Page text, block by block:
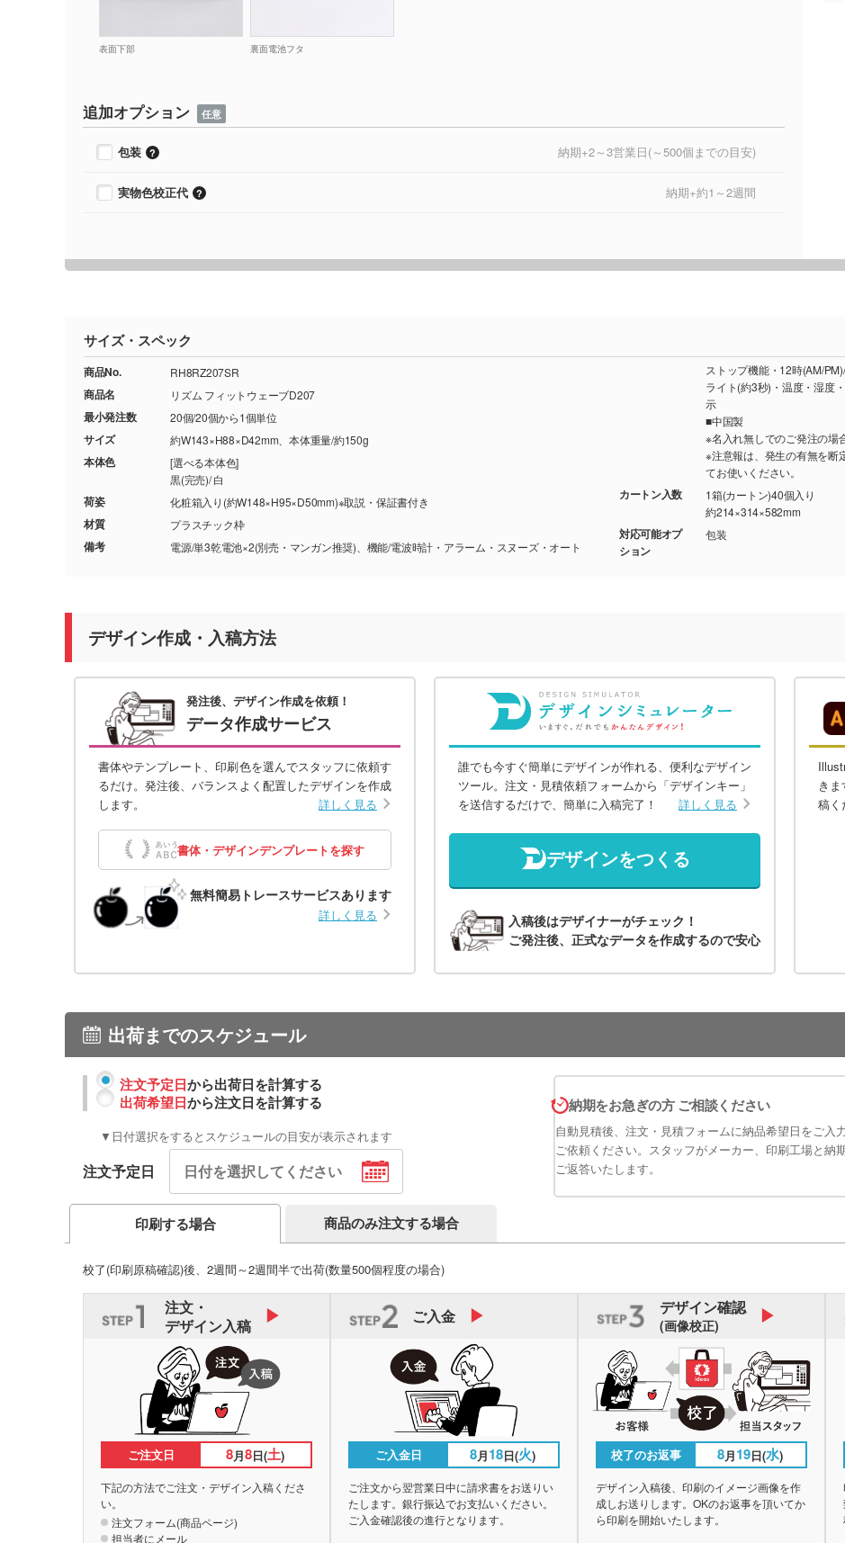
表面下部 裏面電池フタ
追加オプション 任意
包装 納期+2～3営業日(～500個までの目安)
実物色校正代 納期+約1～2週間
サイズ・スペック
商品No. RH8RZ207SR
商品名 リズム フィットウェーブD207
最小発注数 20個/20個から1個単位
サイズ 約W143×H88×D42mm、本体重量/約150g
本体色
[選べる本体色]
黒(完売)/ 白
荷姿 化粧箱入り(約W148×H95×D50mm)※取説・保証書付き
材質 プラスチック枠
備考 電源/単3乾電池×2(別売・マンガン推奨)、機能/電波時計・アラーム・スヌーズ・オート
ストップ機能・12時(AM/
ライト(約3秒)・温度・湿度
示
■中国製
※名入れ無しでのご発注の場
※注意報は、発生の有無を断
てお使いください。
カートン入数
1箱(カートン)40個入り
約214×314×582mm
対応可能オプ
ション
包装
デザイン作成・入稿方法
発注後、デザイン作成を依頼！
データ作成サービス
書体やテンプレート、印刷色を選んでスタッフに依頼す
るだけ。発注後、バランスよく配置したデザインを作成
します。
詳しく見る
書体・デザインデンプレートを探す
無料簡易トレースサービスあります
詳しく見る
誰でも今すぐ簡単にデザインが作れる、便利なデザイン
ツール。注文・見積依頼フォームから「デザインキー」
を送信するだけで、簡単に入稿完了！
詳しく見る
デザインをつくる
入稿後はデザイナーがチェック！
ご発注後、正式なデータを作成するので安心
き
稿く
出荷までのスケジュール
注文予定日から出荷日を計算する
出荷希望日から注文日を計算する
▼日付選択をするとスケジュールの目安が表示されます
注文予定日
納期をお急ぎの方 ご相談ください
自動見積後、注文・見積フォームに納品希望日をご入
ご依頼ください。スタッフがメーカー、印刷工場と納
ご返答いたします。
印刷する場合 商品のみ注文する場合
校了(印刷原稿確認)後、2週間～2週間半で出荷(数量500個程度の場合)
注文・
デザイン入稿
ご注文日 8月8日(土)
下記の方法でご注文・デザイン入稿くださ
い。
注文フォーム(商品ページ)
担当者にメール
ご入金
ご入金日 8月18日(火)
ご注文から翌営業日中に請求書をお送りい
たします。銀行振込でお支払いください。
ご入金確認後の進行となります。
デザイン確認
(画像校正)
校了のお返事 8月19日(水)
デザイン入稿後、印刷のイメージ画像を作
成しお送りします。OKのお返事を頂いてか
ら印刷を開始いたします。